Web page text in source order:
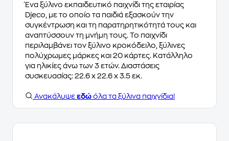
Ένα ξύλινο εκπαιδευτικό παιχνίδι της εταιρίας
Djeco, με το οποίο τα παιδιά εξασκούν την
συγκέντρωση και τη παρατηρητικότητά τους και
αναπτύσσουν τη μνήμη τους. Το παιχνίδι
περιλαμβάνει τον ξύλινο κροκόδειλο, ξύλινες
πολύχρωμες μάρκες και 20 κάρτες. Κατάλληλο
για ηλικίες άνω των 3 ετών. Διαστάσεις
συσκευασίας: 22.6 x 22.6 x 3.5 εκ.
Ανακάλυψε εδώ όλα τα ξύλινα παιχνίδια!